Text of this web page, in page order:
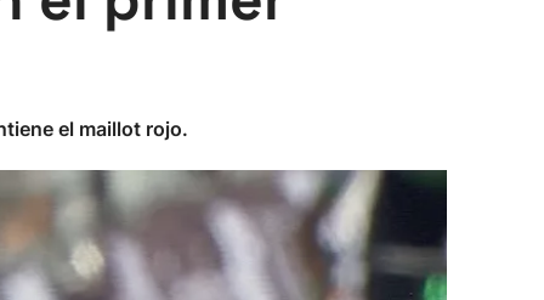
el maillot rojo.